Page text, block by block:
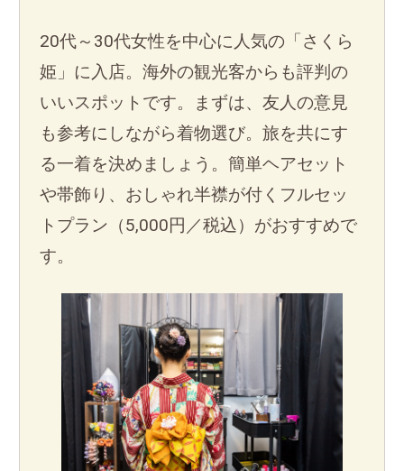
20代～30代女性を中心に人気の「さくら
姫」に入店。海外の観光客からも評判の
いいスポットです。まずは、友人の意見
も参考にしながら着物選び。旅を共にす
る一着を決めましょう。簡単ヘアセット
や帯飾り、おしゃれ半襟が付くフルセッ
トプラン（5,000円／税込）がおすすめで
す。